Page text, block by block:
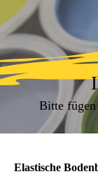
Bitte
Elastische